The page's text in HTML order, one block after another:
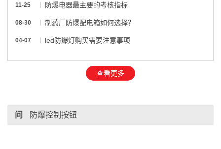
11-25 防爆电器最主要的考核指标
08-30 制药厂防爆配电箱如何选择？
04-07 led防爆灯购买需要注意事项
查看更多
问 防爆控制按钮